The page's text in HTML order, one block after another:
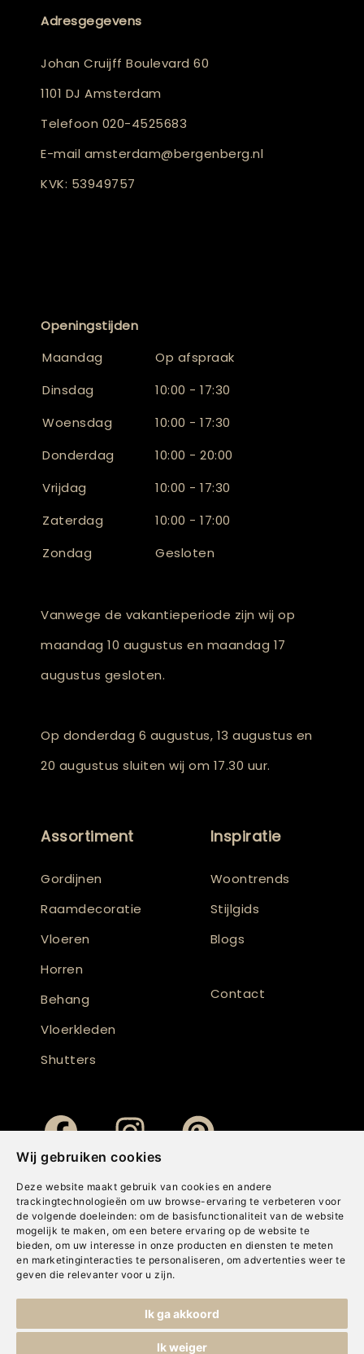
Wij gebruiken cookies
Deze website maakt gebruik van cookies en andere
trackingtechnologieën om uw browse-ervaring te verbeteren voor
de volgende doeleinden: om de basisfunctionaliteit van de website
mogelijk te maken , om een betere ervaring op de website te
bieden, om uw interesse in onze producten en diensten te meten
en marketinginteracties te personaliseren , om advertenties weer te
geven die relevanter voor u zijn.
Ik ga akkoord
Ik weiger
Adresgegevens
Johan Cruijff Boulevard 60
1101 DJ Amsterdam
Telefoon 020-4525683
E-mail amsterdam@bergenberg.nl
KVK: 53949757
Openingstijden
Maandag
Op afspraak
Dinsdag
10:00 - 17:30
Woensdag
10:00 - 17:30
Donderdag
10:00 - 20:00
Vrijdag
10:00 - 17:30
Zaterdag
10:00 - 17:00
Zondag
Gesloten
Vanwege de vakantieperiode zijn wij op
maandag 10 augustus en maandag 17
augustus gesloten.
Op donderdag 6 augustus, 13 augustus en
20 augustus sluiten wij om 17.30 uur.
Assortiment
Gordijnen
Raamdecoratie
Vloeren
Horren
Behang
Vloerkleden
Shutters
Inspiratie
Woontrends
Stijlgids
Blogs
Contact
Cookies